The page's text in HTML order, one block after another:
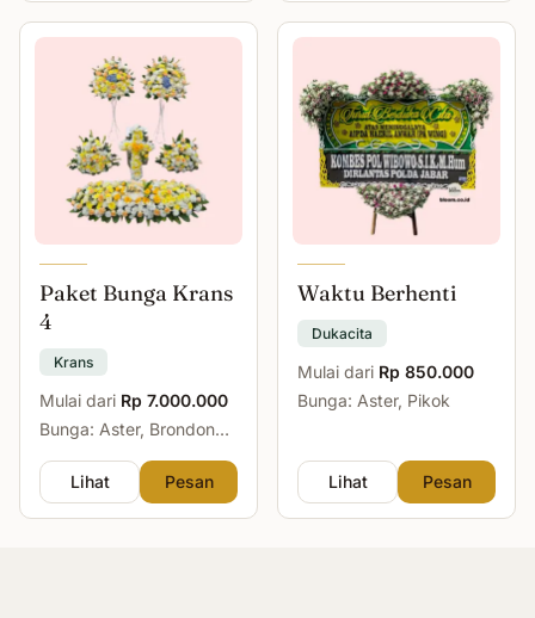
Paket Bunga Krans
4
Krans
Mulai dari Rp 7.000.000
Bunga: Aster, Brondong,
Lihat
Pesan
Waktu Berhenti
Dukacita
Mulai dari Rp 850.000
Bunga: Aster, Pikok
Lihat Pesan